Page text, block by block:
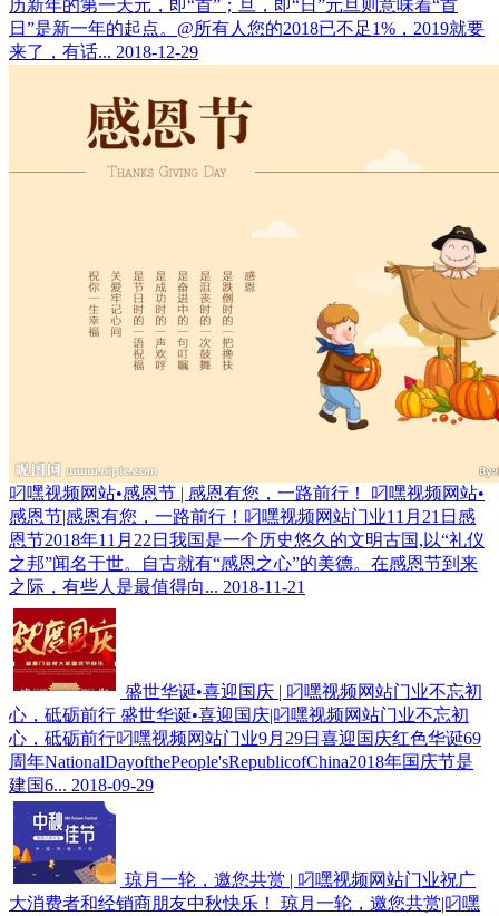
历新年的第一天元，即“首”；旦，即“日”元旦则意味着“首
日”是新一年的起点。@所有人您的2018已不足1%，2019就要
来了，有话... 2018-12-29
叼嘿视频网站•感恩节 | 感恩有您，一路前行！
叼嘿视频网站•
感恩节|感恩有您，一路前行！叼嘿视频网站门业11月21日感
恩节2018年11月22日我国是一个历史悠久的文明古国,以“礼仪
之邦”闻名于世。自古就有“感恩之心”的美德。在感恩节到来
之际，有些人是最值得向... 2018-11-21
盛世华诞•喜迎国庆 | 叼嘿视频网站门业不忘初
心，砥砺前行 盛世华诞•喜迎国庆|叼嘿视频网站门业不忘初
心，砥砺前行叼嘿视频网站门业9月29日喜迎国庆红色华诞69
周年NationalDayofthePeople'sRepublicofChina2018年国庆节是
建国6... 2018-09-29
琼月一轮，邀您共赏 | 叼嘿视频网站门业祝广
大消费者和经销商朋友中秋快乐！
琼月一轮，邀您共赏|叼嘿